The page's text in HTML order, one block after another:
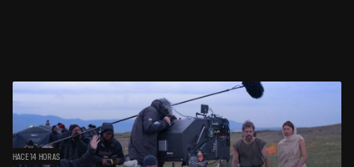
HACE 14 HORAS